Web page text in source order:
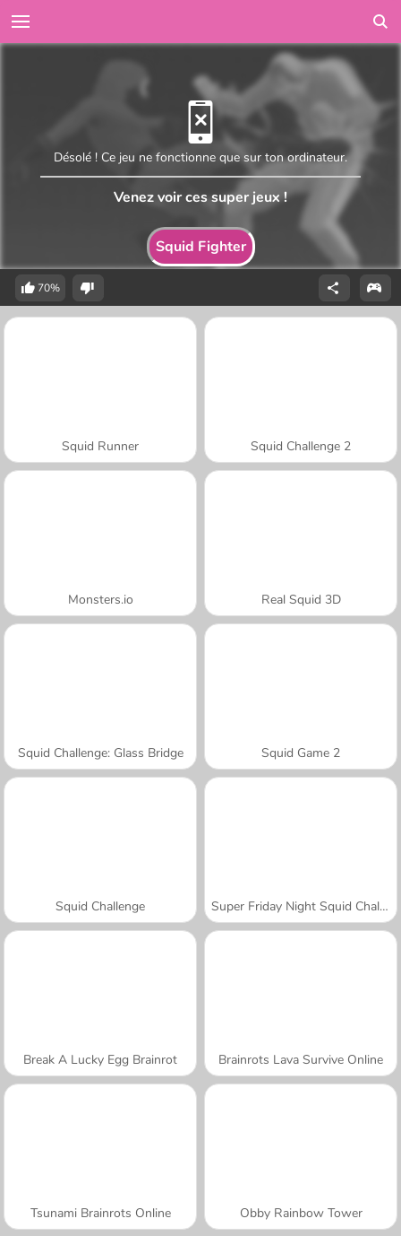
Squid Fighter
Désolé ! Ce jeu ne fonctionne que sur ton ordinateur.
Venez voir ces super jeux !
70%
Squid Runner Squid Challenge 2
Monsters.io Real Squid 3D
Squid Challenge: Glass Bridge Squid Game 2
Squid Challenge Super Friday Night Squid Challenge
Break A Lucky Egg Brainrot Brainrots Lava Survive Online
Tsunami Brainrots Online Obby Rainbow Tower